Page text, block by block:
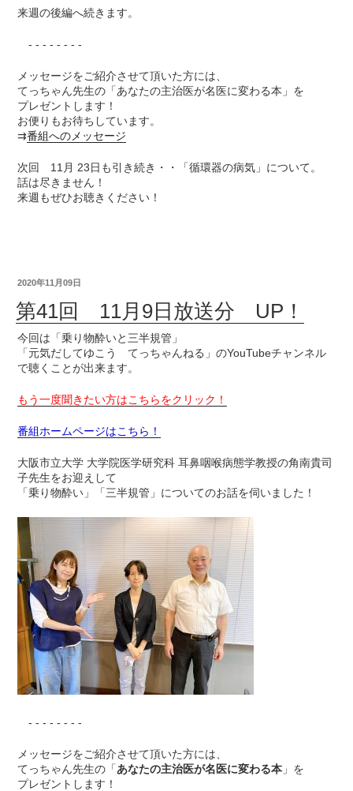
来週の後編へ続きます。
- - - - - - - -
メッセージをご紹介させて頂いた方には、
てっちゃん先生の「あなたの主治医が名医に変わる本」を
プレゼントします！
お便りもお待ちしています。
⇉番組へのメッセージ
次回 11月 23日も引き続き・・「循環器の病気」について。
話は尽きません！
来週もぜひお聴きください！
2020年11月09日
第41回 11月9日放送分 UP！
今回は「乗り物酔いと三半規管」
「元気だしてゆこう てっちゃんねる」のYouTubeチャンネル
で聴くことが出来ます。
もう一度聞きたい方はこちらをクリック！
番組ホームページはこちら！
大阪市立大学 大学院医学研究科 耳鼻咽喉病態学教授の角南貴司
子先生をお迎えして
「乗り物酔い」「三半規管」についてのお話を伺いました！
- - - - - - - -
メッセージをご紹介させて頂いた方には、
てっちゃん先生の「あなたの主治医が名医に変わる本 」を
プレゼントします！